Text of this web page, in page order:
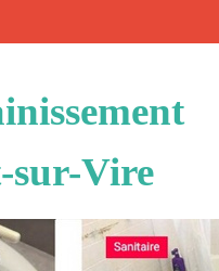
sur-Vire